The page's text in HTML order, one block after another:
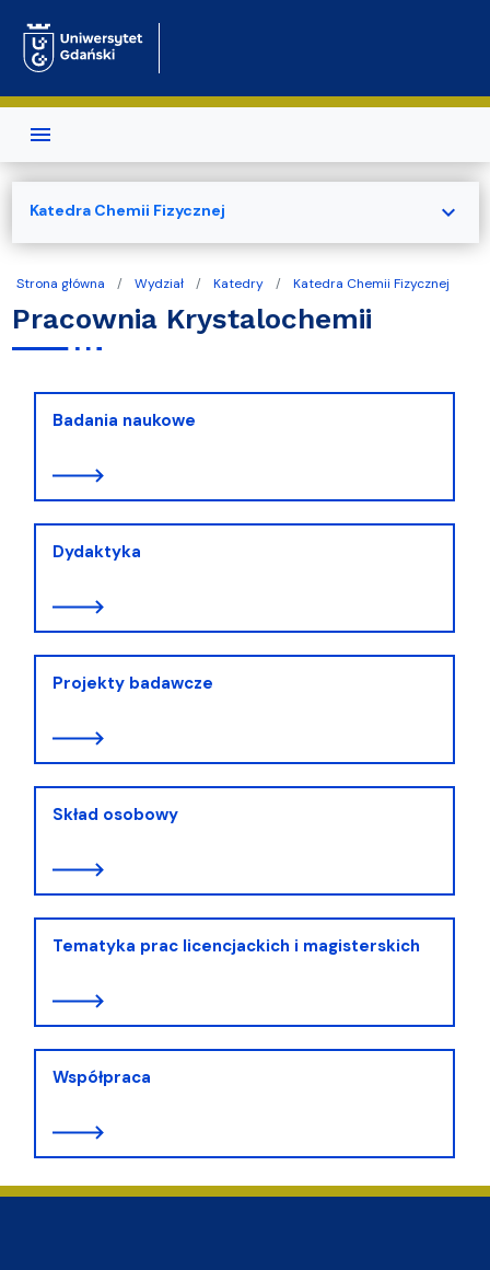
Strona główna Wydział Katedry Katedra Chemii Fizycznej
Pracownia Krystalochemii
Badania naukowe
Dydaktyka
Projekty badawcze
Skład osobowy
Tematyka prac licencjackich i magisterskich
Współpraca
Katedra Chemii Fizycznej expand_more